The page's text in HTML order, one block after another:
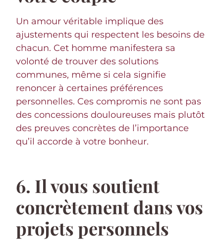
Un amour véritable implique des
ajustements qui respectent les besoins de
chacun. Cet homme manifestera sa
volonté de trouver des solutions
communes, même si cela signifie
renoncer à certaines préférences
personnelles. Ces compromis ne sont pas
des concessions douloureuses mais plutôt
des preuves concrètes de l’importance
qu’il accorde à votre bonheur.
6. Il vous soutient
concrètement dans vos
projets personnels